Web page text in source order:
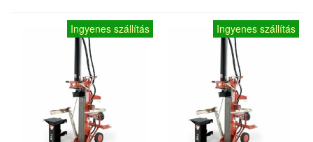
Ingyenes szállítás Ingyenes szállítás